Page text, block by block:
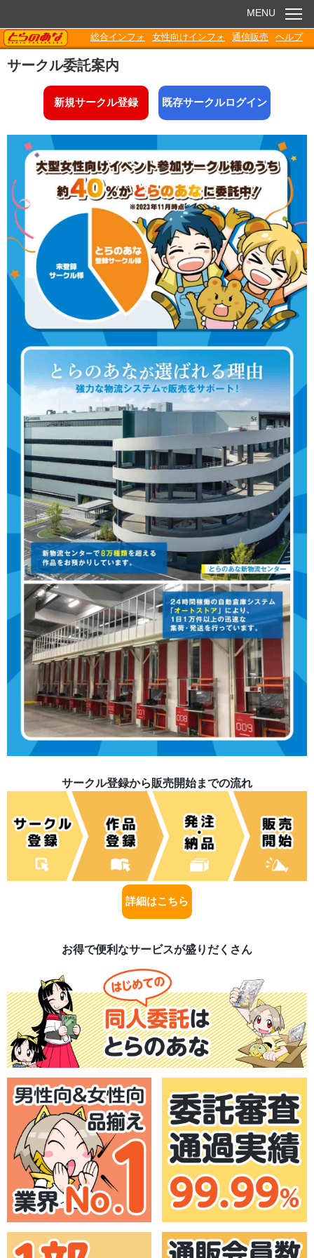
お知らせ
電子書籍
Q&A
各種ダウンロード
MENU
TORANOANA
総合インフォ 女性向けインフォ 通信販売 ヘルプ
サークル委託案内
新規サークル登録 既存サークルログイン
サークル登録から販売開始までの流れ
詳細はこちら
お得で便利なサービスが盛りだくさん